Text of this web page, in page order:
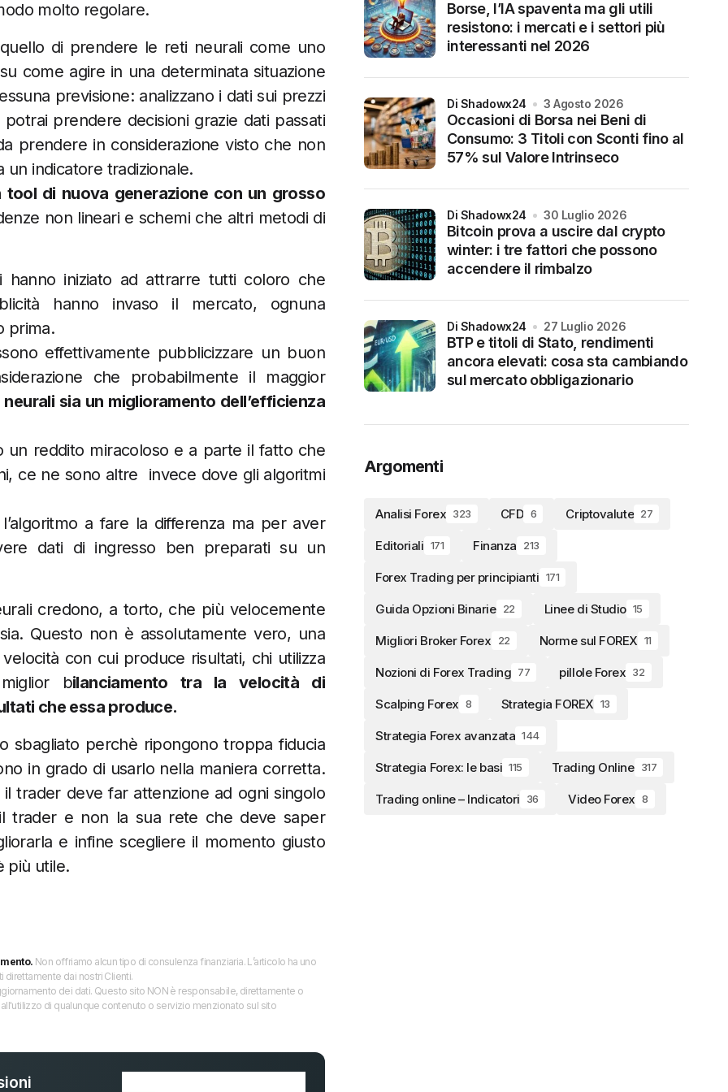
molto regolare.
di prendere le reti neurali come uno
come agire in una determinata situazione
previsione: analizzano i dati sui prezzi
prendere decisioni grazie dati passati
prendere in considerazione visto che non
un indicatore tradizionale.
tool di nuova generazione con un grosso
non lineari e schemi che altri metodi di
iniziato ad attrarre tutti coloro che
hanno invaso il mercato, ognuna
prima.
effettivamente pubblicizzare un buon
che probabilmente il maggior
sia un miglioramento dell’efficienza
reddito miracoloso e a parte il fatto che
ce ne sono altre invece dove gli algoritmi
a fare la differenza ma per aver
dati di ingresso ben preparati su un
credono, a torto, che più velocemente
Questo non è assolutamente vero, una
con cui produce risultati, chi utilizza
bilanciamento tra la velocità di
che essa produce.
sbagliato perchè ripongono troppa fiducia
in grado di usarlo nella maniera corretta.
trader deve far attenzione ad ogni singolo
trader e non la sua rete che deve saper
e infine scegliere il momento giusto
più utile.
Non offriamo alcun tipo di consulenza finanziaria. L’articolo ha uno
dai nostri Clienti.
dei dati. Questo sito NON è responsabile, direttamente o
di qualunque contenuto o servizio menzionato sul sito
Borse, l’IA spaventa ma gli utili
resistono: i mercati e i settori più
interessanti nel 2026
Occasioni di Borsa nei Beni di
Consumo: 3 Titoli con Sconti fino al
57% sul Valore Intrinseco
di Shadowx24 3 Agosto 2026
Bitcoin prova a uscire dal crypto
winter: i tre fattori che possono
accendere il rimbalzo
di Shadowx24 30 Luglio 2026
BTP e titoli di Stato, rendimenti
ancora elevati: cosa sta cambiando
sul mercato obbligazionario
di Shadowx24 27 Luglio 2026
Argomenti
Analisi Forex 323 CFD 6 Criptovalute 27
Editoriali 171 Finanza 213
Forex Trading per principianti 171
Guida Opzioni Binarie 22 Linee di Studio 15
Migliori Broker Forex 22 Norme sul FOREX 11
Nozioni di Forex Trading 77 pillole Forex 32
Scalping Forex 8 Strategia FOREX 13
Strategia Forex avanzata 144
Strategia Forex: le basi 115 Trading Online 317
Trading online – Indicatori 36 Video Forex 8